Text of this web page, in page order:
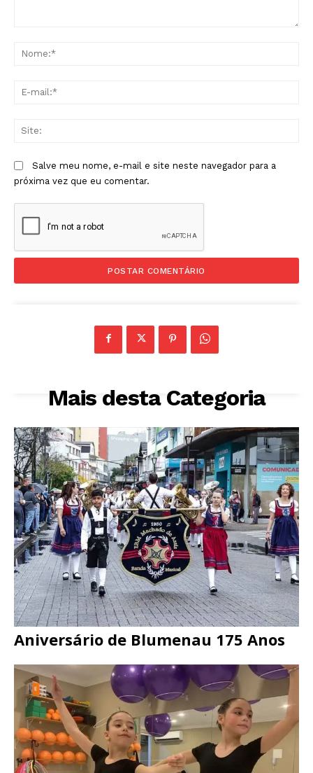
Salve meu nome, e-mail e site neste navegador para a
próxima vez que eu comentar.
Mais desta Categoria
Aniversário de Blumenau 175 Anos